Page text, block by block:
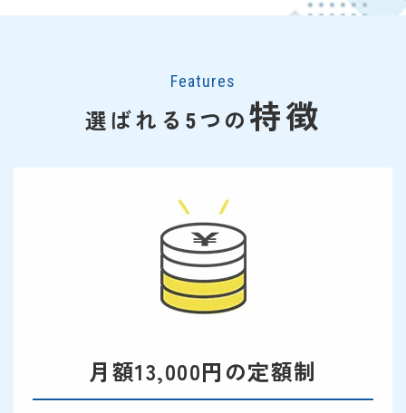
Features
選ばれる5つの 特徴
月額13,000円の定額制